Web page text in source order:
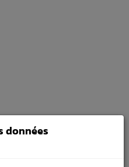
données